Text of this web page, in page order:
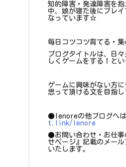
知的障害・発達障害を
中、娘が寝た後にプレ
なっています☆
毎日コツコツ育てる・集
ブログタイトルは、日
しくゲームをする！とい
ゲームに興味がない方
思って頂ける文を目指し
●lenoreの他ブログへ
t.link/lenore
●お問い合わせ・お仕事
せページ』記載のメー
いたします。